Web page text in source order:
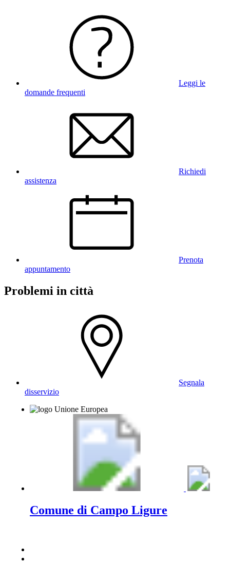
Leggi le
domande frequenti
Richiedi
assistenza
Prenota
appuntamento
Problemi in città
Segnala
disservizio
Comune di Campo Ligure